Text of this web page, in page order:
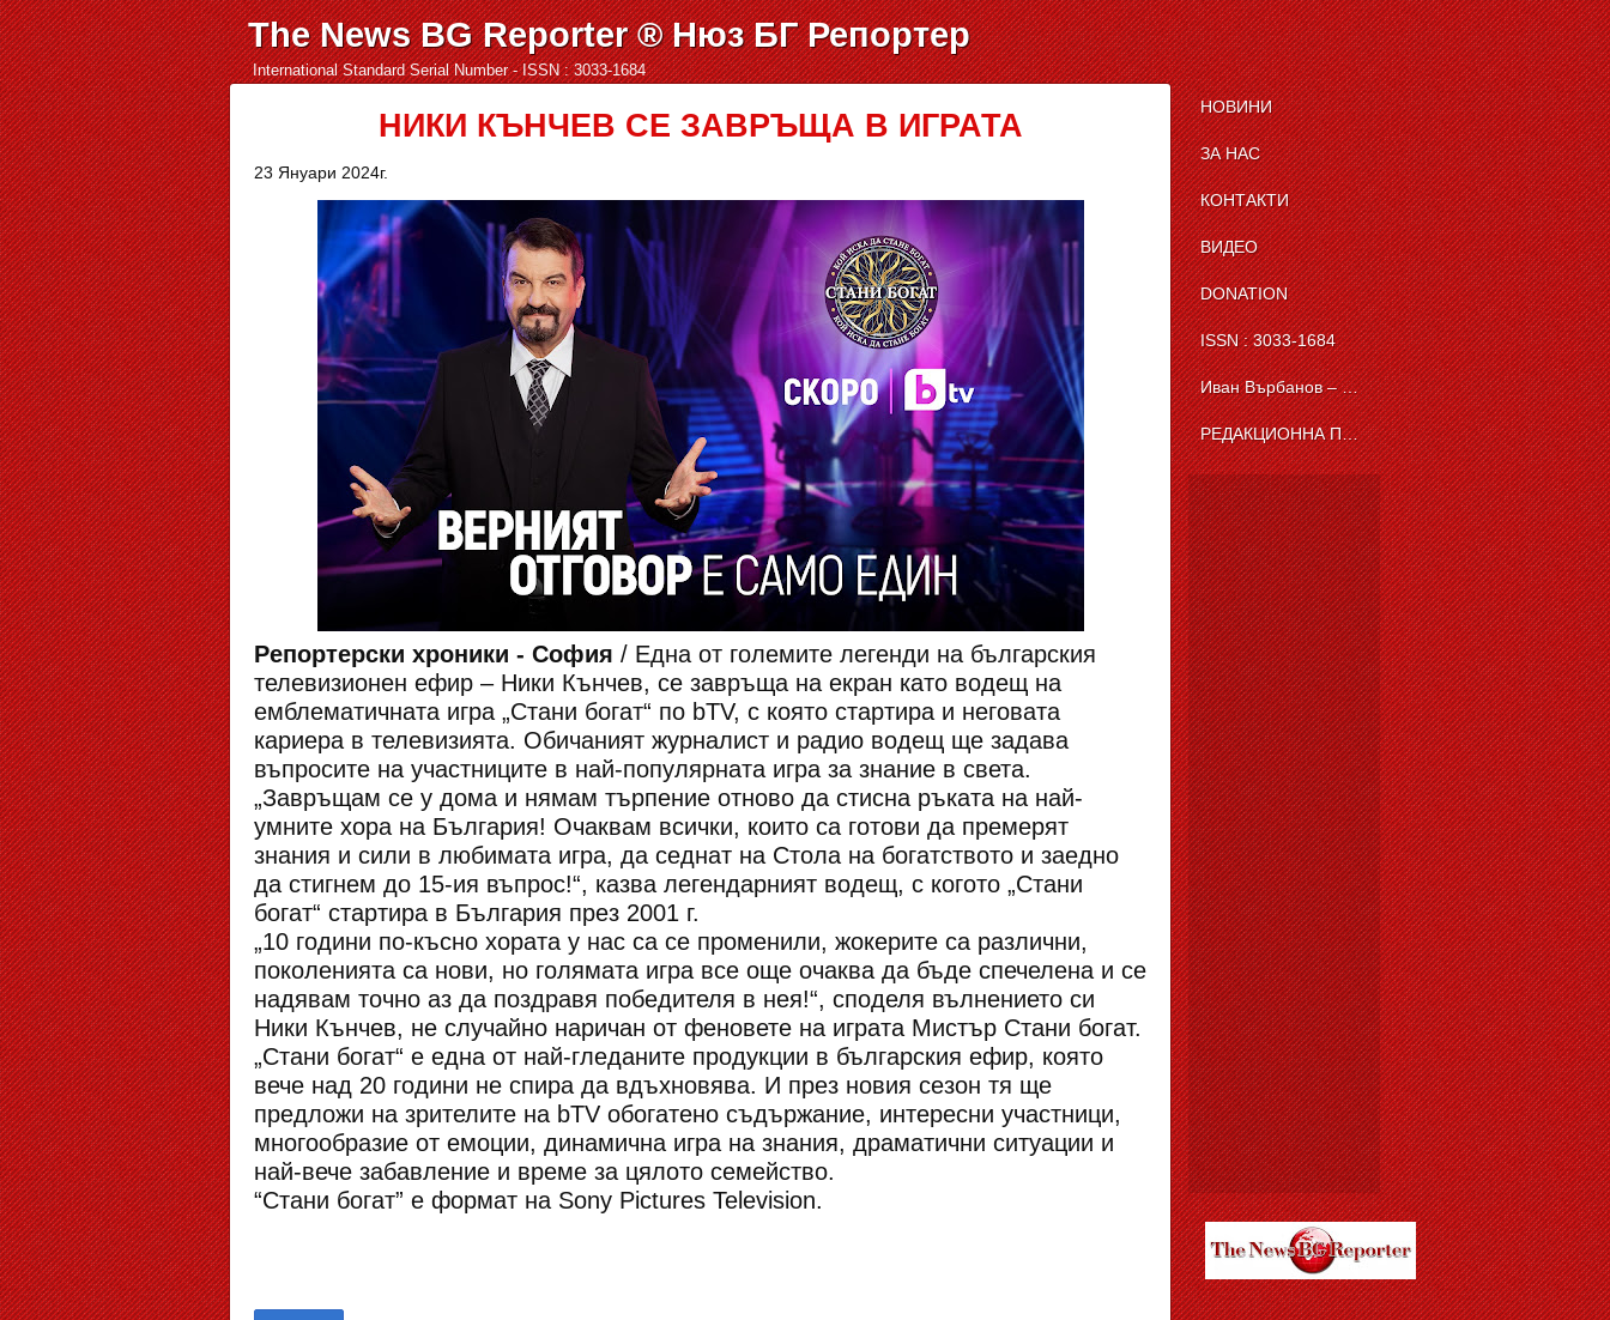
International Standard Serial Number - ISSN : 3033-1684
The News BG Reporter ® Нюз БГ Репортер
НИКИ КЪНЧЕВ СЕ ЗАВРЪЩА В ИГРАТА
23 Януари 2024г.
Репортерски хроники - София / Една от големите легенди на българския
телевизионен ефир – Ники Кънчев, се завръща на екран като водещ на
емблематичната игра „Стани богат“ по bTV, с която стартира и неговата
кариера в телевизията. Обичаният журналист и радио водещ ще задава
въпросите на участниците в най-популярната игра за знание в света.
„Завръщам се у дома и нямам търпение отново да стисна ръката на най-
умните хора на България! Очаквам всички, които са готови да премерят
знания и сили в любимата игра, да седнат на Стола на богатството и заедно
да стигнем до 15-ия въпрос!“, казва легендарният водещ, с когото „Стани
богат“ стартира в България през 2001 г.
„10 години по-късно хората у нас са се променили, жокерите са различни,
поколенията са нови, но голямата игра все още очаква да бъде спечелена и се
надявам точно аз да поздравя победителя в нея!“, споделя вълнението си
Ники Кънчев, не случайно наричан от феновете на играта Мистър Стани богат.
„Стани богат“ е една от най-гледаните продукции в българския ефир, която
вече над 20 години не спира да вдъхновява. И през новия сезон тя ще
предложи на зрителите на bTV обогатено съдържание, интересни участници,
многообразие от емоции, динамична игра на знания, драматични ситуации и
най-вече забавление и време за цялото семейство.
“Стани богат” е формат на Sony Pictures Television.
НОВИНИ
ЗА НАС
КОНТАКТИ
ВИДЕО
DONATION
ISSN : 3033-1684
Иван Върбанов – журналист | The News BG Reporter
РЕДАКЦИОННА ПОЛИТИКА НА THE NEWS BG REPORTER